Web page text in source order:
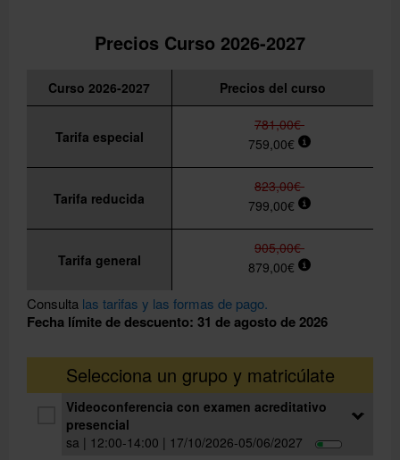
Precios Curso 2026-2027
Curso 2026-2027 Precios del curso
Tarifa especial
781,00€
759,00€
Tarifa reducida
823,00€
799,00€
Tarifa general
905,00€
879,00€
Consulta las tarifas y las formas de pago.
Fecha límite de descuento: 31 de agosto de 2026
Selecciona un grupo y matricúlate
Videoconferencia con examen acreditativo
presencial
sa | 12:00-14:00 | 17/10/2026-05/06/2027